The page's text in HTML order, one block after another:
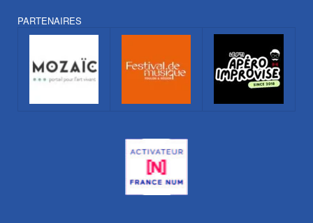
PARTENAIRES